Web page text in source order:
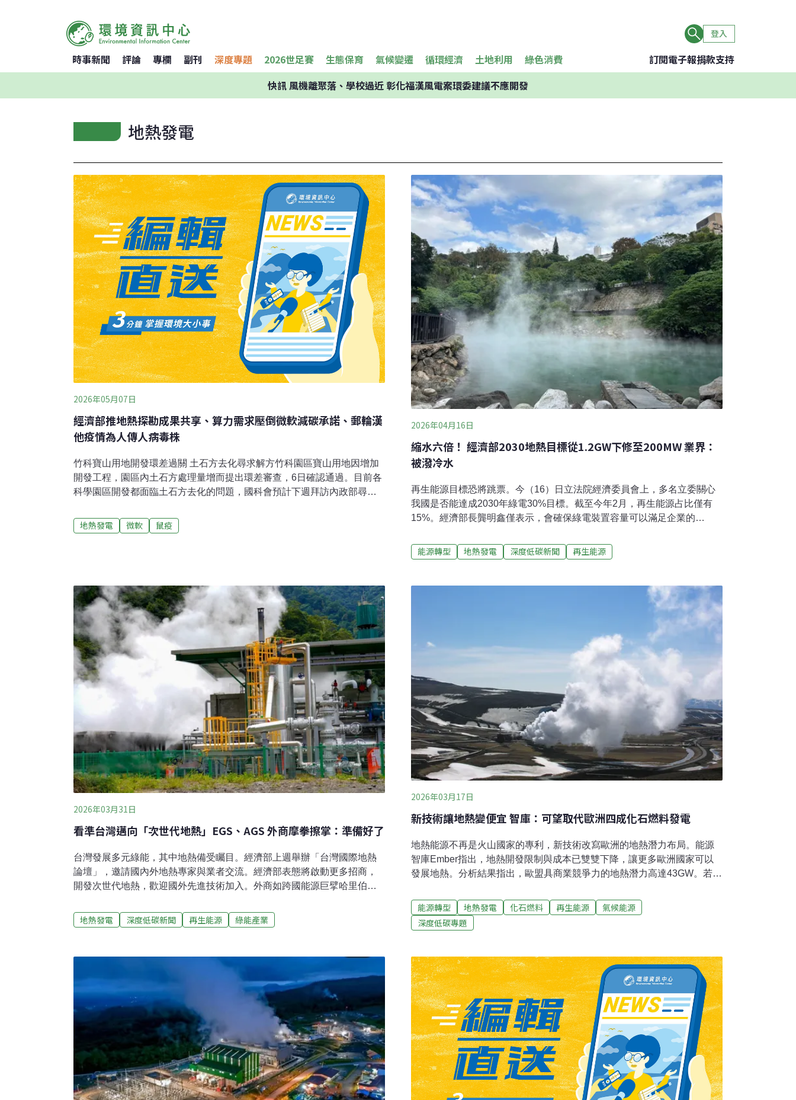
登入
時事新聞 評論 專欄 副刊 深度專題 2026世足賽 生態保育 氣候變遷 循環經濟 土地利用 綠色消費 訂閱電子報捐款支持
快訊風機離聚落、學校過近 彰化福漢風電案環委建議不應開發
地熱發電
2026年05月07日
經濟部推地熱探勘成果共享、算力需求壓倒微軟減碳承諾、郵輪漢
他疫情為人傳人病毒株
竹科寶山用地開發環差過關 土石方去化尋求解方竹科園區寶山用地因增加
開發工程，園區內土石方處理量增而提出環差審查，6日確認通過。目前各
科學園區開發都面臨土石方去化的問題，國科會預計下週拜訪內政部尋求
公頃，由於納入再生水廠興建工程、再生水配水池上部規劃調整、以及進
駐廠商施工需求等，預估變更後剩餘土石方由原本的59.5萬立方公尺，增
能調查、鑽探與勘查等前期作業時間縮短約3至5年，大幅降低地熱開發初
期的不確定性與風險。（中央社報導）
地熱發電 微軟 鼠疫
2026年04月16日
縮水六倍！ 經濟部2030地熱目標從1.2GW下修至200MW 業界：
被潑冷水
再生能源目標恐將跳票。今（16）日立法院經濟委員會上，多名立委關心
我國是否能達成2030年綠電30%目標。截至今年2月，再生能源占比僅有
15%。經濟部長龔明鑫僅表示，會確保綠電裝置容量可以滿足企業的
2030年地熱發電目標由1.2GW改為200MW。足足縮水六倍，台灣地熱資源
發展協會批評，等同對產業「潑冷水」。再生能源占比2030年難達30% 龔
年11月達20%、2030年達30%，但今年2月最新資料顯示，再生能源僅占
15%。經濟部長龔明鑫年初已坦言，立院修訂環評法規後，光電推動更困
難，今年目標恐怕須再往後延。立法院經濟委員會今（16）日邀請經濟
部、台電、國發會、農業部，針對再生能源及電網韌性發展進行報告、並
備質詢。國民黨立委呂玉玲直言，「2030年目標
能源轉型 地熱發電 深度低碳新聞 再生能源
2026年03月31日
看準台灣邁向「次世代地熱」EGS、AGS 外商摩拳擦掌：準備好了
台灣發展多元綠能，其中地熱備受矚目。經濟部上週舉辦「台灣國際地熱
論壇」，邀請國內外地熱專家與業者交流。經濟部表態將啟動更多招商，
開發次世代地熱，歡迎國外先進技術加入。外商如跨國能源巨擘哈里伯頓
熱技術。台東、宜蘭等地熱新案齊發 中油：現在是最好的投資時機經濟部
於26日舉辦第四屆台灣國際地熱論壇，邀請國內外地熱專家與業者討論次
加，台灣需要更多綠色電力供給，其中地熱扮演重要角色，經濟部將致力
開發具有在地化與穩定供應優勢的地熱能源，提供更多法規與獎勵補助。
能源署油氣發展組科長陳芊妤表示，台灣地熱目標2050年要6GW，近年不
僅修法、調整了躉購費率吸引次世代地熱，也確保地方政府獎勵、簡化申
請程序等。預計今年4月還要針對台東的公有土地公告招標地熱電廠。台灣
中油地
地熱發電 深度低碳新聞 再生能源 綠能產業
2026年03月17日
新技術讓地熱變便宜 智庫：可望取代歐洲四成化石燃料發電
地熱能源不再是火山國家的專利，新技術改寫歐洲的地熱潛力布局。能源
智庫Ember指出，地熱開發限制與成本已雙雙下降，讓更多歐洲國家可以
發展地熱。分析結果指出，歐盟具商業競爭力的地熱潛力高達43GW。若全
的助力。新技術助陣 開發限制大鬆綁傳統型的地熱發電通常侷限於火山或
板塊交界地區，需同時符合具有充足的熱源、大量的流體、高滲透性的岩
層結構等三大條件，才有機會開發。因開發限制多，成本高，早期歐洲僅
正在改變這一點。現在，岩層結構缺乏滲透性的地區，可評估運用增強型
地熱系統（Enhanced Geothermal System, EGS）。先鑽井至地下高溫處
後，以水力壓裂創造裂縫，提升井與井之間的熱交換效率。增強型地熱系
統早期有鑽探成本高昂、人工裂隙控制不易及誘發地震風險等問
能源轉型 地熱發電 化石燃料 再生能源
氣候能源
深度低碳專題